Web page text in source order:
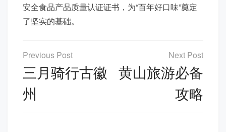
安全食品产品质量认证证书，为“百年好口味”奠定
了坚实的基础。
文
章
导
航
三月骑行古徽
州
黄山旅游必备
攻略